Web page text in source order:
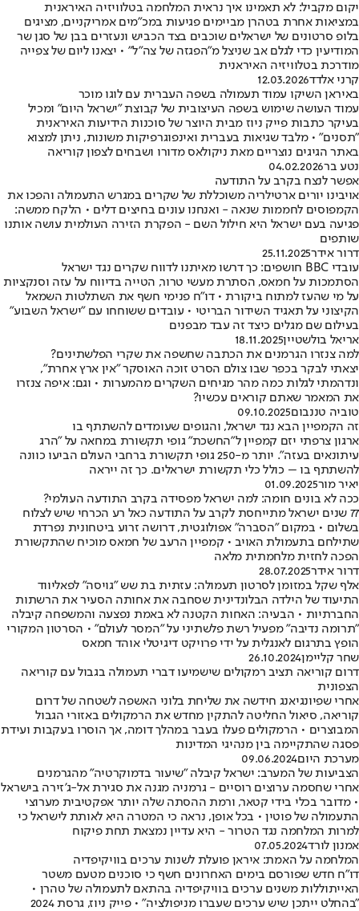
יקום מקביל: לא תאמינו איך נראית המלחמה בטלוויזיה האיראנית
במציאות אחרת בטהרן מביימים פגיעות במכ"מים אמריקניים, מציגים
בלופ סרטונים של ישראלים שוכבים בצד הכביש ונעזרים בבן של סגן שר
המודיעין כדי לגלם אב שניצל מ"הפגזה של צה"ל" • יצאנו ליום של צפייה
מודרכת בטלוויזיה האיראנית
קרני אלדד12.03.2026
באיראן השיקו עמוד תעמולה בשפה העברית עם לוגו מוכר
עמוד העושה שימוש בשפה העיצובית של קבוצת "ישראל היום" ומכיל
בעיקר כתבות פייק ניוז מבית היוצר של סוכנות הידיעות האיראנית
"תסנים" • מלבד שגיאות בעברית ואינפוגרפיקות משונות, ניתן למצוא
באתר הגיגים נוצריים מאת ניקולאס מדורו ושבחים לצפון קוריאה
נטע בר04.02.2026
אפשר לנצח בקרב על התודעה
אויבינו יורים ארטילריה משוכללת של שקרים במגרש התעמולה והפכו את
הקמפוסים לחממות שנאה - ואנחנו עונים בחיצים דלים • הלקח ממשה:
פגיעה בעם ישראל היא חילול השם - הפקרת הזירה העולמית עושה אותנו
שותפים
דרור אידר25.11.2025
עובדי BBC חושפים: כך דרשו מאיתנו לדווח שקרים נגד ישראל
הסתמכות על חמאס, הסתרת מעשי טרור, הטייה בדיווח על עזה וסנקציות
על מי שהעז למתוח ביקורת • דו"ח פנימי חשף את השתלטות השמאל
הקיצוני על תאגיד השידור הבריטי • עובדים ששוחחו עם "ישראל השבוע"
בעילום שם מגלים כיצד זה עבד מבפנים
אריאל בולשטיין18.11.2025
למה צנזרו הגרמנים את הכתבה שחשפה את שקרי הפלשתינים?
יצאתי לבקר בכפר שבו צולם הסרט זוכה האוסקר "אין ארץ אחרת",
ונדהמתי לגלות כמה מהר מגיחים השקרים מהמערות • וגם: איפה צנזרו
את המאמר שאתם קוראים עכשיו?
טוביה טננבום09.10.2025
זה הקמפיין הבא נגד ישראל, והגופים שעומדים להשתתף בו
ארגון צרפתי יזם קמפיין ל"החשכת" גופי תקשורת במחאה על "הרג
עיתונאים בעזה". יותר מ-250 גופי תקשורת ברחבי העולם הביעו כוונה
להשתתף בו – כולל כלי תקשורת ישראלים. כך זה ייראה
יאיר מור01.09.2025
ככה לא בונים חומה: למה ישראל מפסידה בקרב התודעה העולמי?
77 שנים ישראל מתייחסת לקרב על התודעה כאל רע הכרחי שיש לצלוח
בשלום • במקום "הסברה" אפולוגטית, דרושה זרוע ביטחונית נפרדת
שתילחם בתעמולת האויב • קמפיין הרעב של חמאס מוכיח שהתקשורת
הפכה לחזית מלחמתית מלאה
דרור אידר28.07.2025
אלף שקל במזומן לסרטון תעמולה: עזתית בת שש "גויסה" לפאליווד
התיעוד של הילדה הבלונדינית שסחבה את אחותה הסעיר את הרשתות
החברתיות • הבעיה: האחות הקטנה לא באמת נפצעה והמשפחה קיבלה
"תרומה נדיבה" מפעיל רשת פלשתיני על "המסר לעולם" • הסרטון המקורי
הופץ בתרגום לאנגלית על ידי פרויקט דיגיטלי אוהד חמאס
שחר קליימן26.10.2024
דרום קוריאה תציב רמקולים שישמיעו דברי תעמולה בגבול עם קוריאה
הצפונית
אחרי שפיונגיאנג חידשה את שליחת בלוני האשפה לשטחה של דרום
קוריאה, סיאול החליטה להתקין מחדש את הרמקולים באזורי הגבול
המבוצרים • הרמקולים פעלו בעבר במהלך דומה, אך הוסרו בעקבות ועידת
פסגה שהתקיימה בין מנהיגי המדינות
מערכת היום09.06.2024
הצביעות של המערב: ישראל קיבלה "שיעור בדמוקרטיה" מהגרמנים
אחרי שחסמה ערוצים רוסיים - גרמניה מגנה את סגירת אל-ג'זירה בישראל
• מדובר בכלי בידי קטאר, ורמת ההסתה שלה יותר אפקטיבית מערוצי
התעמולה של פוטין • בכל אופן, נראה כי המטרה היא לאותת לישראל כי
למרות המלחמה נגד הטרור - היא עדיין נמצאת תחת פיקוח
אמנון לורד07.05.2024
המלחמה על האמת: איראן פועלת לשנות ערכים בוויקיפדיה
דו"ח חדש שפורסם בימים האחרונים חשף כי סוכנים מטעם משטר
האייתוללות משנים ערכים בוויקיפדיה בהתאם לתעמולה של טהרן •
"בהחלט ייתכן שיש ערכים שעברו מניפולציה" • פייק ניוז, גרסת 2024